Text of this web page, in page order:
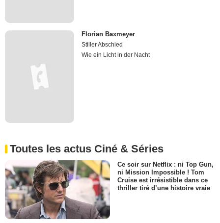
Florian Baxmeyer
Stiller Abschied
Wie ein Licht in der Nacht
Toutes les actus Ciné & Séries
Ce soir sur Netflix : ni Top Gun,
ni Mission Impossible ! Tom
Cruise est irrésistible dans ce
thriller tiré d’une histoire vraie